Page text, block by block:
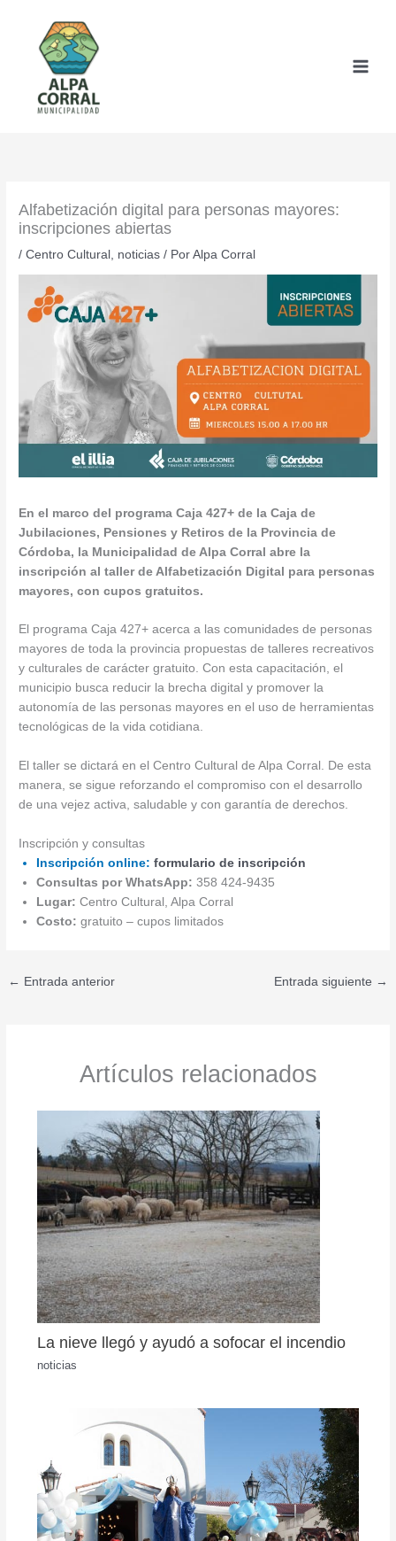
contenido
Alfabetización digital para personas mayores:
inscripciones abiertas
/Centro Cultural noticias / PorAlpa Corral
En el marco del programa Caja 427+ de la Caja de
Jubilaciones, Pensiones y Retiros de la Provincia de
Córdoba, la Municipalidad de Alpa Corral abre la
inscripción al taller de Alfabetización Digital para personas
mayores, con cupos gratuitos.
El programa Caja 427+ acerca a las comunidades de personas
mayores de toda la provincia propuestas de talleres recreativos
y culturales de carácter gratuito. Con esta capacitación, el
municipio busca reducir la brecha digital y promover la
autonomía de las personas mayores en el uso de herramientas
tecnológicas de la vida cotidiana.
El taller se dictará en el Centro Cultural de Alpa Corral. De esta
manera, se sigue reforzando el compromiso con el desarrollo
de una vejez activa, saludable y con garantía de derechos.
Inscripción y consultas
Inscripción online:formulario de inscripción
Consultas por WhatsApp: 358 424-9435
Lugar: Centro Cultural, Alpa Corral
Costo: gratuito – cupos limitados
← Entrada anterior Entrada siguiente →
Artículos relacionados
La nieve llegó y ayudó a sofocar el incendio
noticias